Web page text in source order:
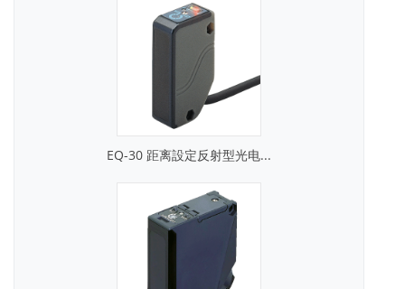
EQ-30 距离設定反射型光电...